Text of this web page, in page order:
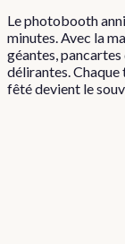
Le photobooth
minutes. Avec la
géantes,
délirantes.
fêté devient le